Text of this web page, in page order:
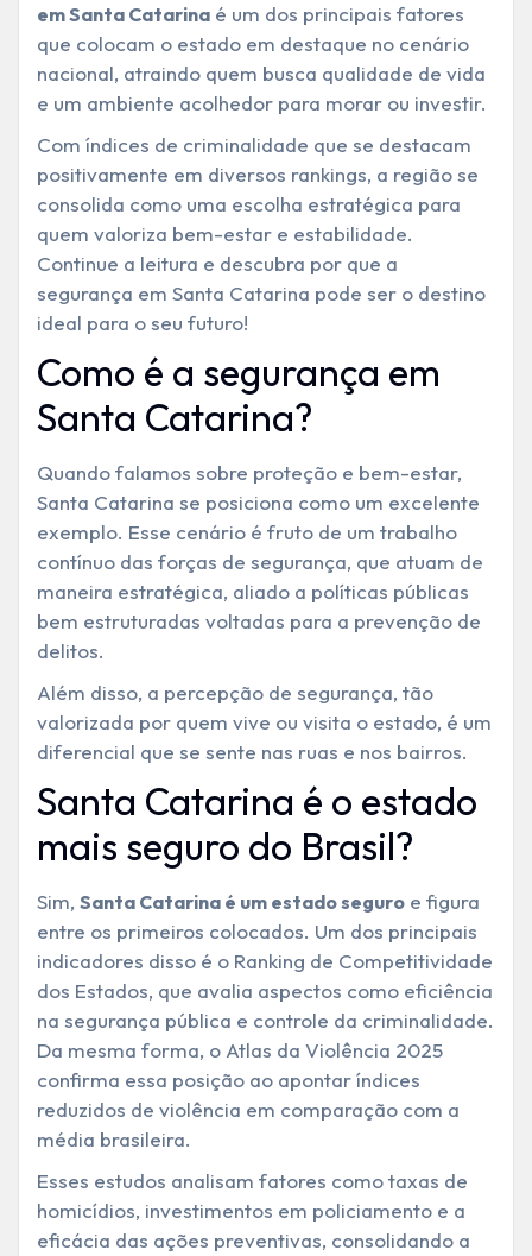
em Santa Catarina é um dos principais fatores
que colocam o estado em destaque no cenário
nacional, atraindo quem busca qualidade de vida
e um ambiente acolhedor para morar ou investir.
Com índices de criminalidade que se destacam
positivamente em diversos rankings, a região se
consolida como uma escolha estratégica para
quem valoriza bem-estar e estabilidade.
Continue a leitura e descubra por que a
segurança em Santa Catarina pode ser o destino
ideal para o seu futuro!
Como é a segurança em
Santa Catarina?
Quando falamos sobre proteção e bem-estar,
Santa Catarina se posiciona como um excelente
exemplo. Esse cenário é fruto de um trabalho
contínuo das forças de segurança, que atuam de
maneira estratégica, aliado a políticas públicas
bem estruturadas voltadas para a prevenção de
delitos.
Além disso, a percepção de segurança, tão
valorizada por quem vive ou visita o estado, é um
diferencial que se sente nas ruas e nos bairros.
Santa Catarina é o estado
mais seguro do Brasil?
Sim, Santa Catarina é um estado seguro e figura
entre os primeiros colocados. Um dos principais
indicadores disso é o Ranking de Competitividade
dos Estados, que avalia aspectos como eficiência
na segurança pública e controle da criminalidade.
Da mesma forma, o Atlas da Violência 2025
confirma essa posição ao apontar índices
reduzidos de violência em comparação com a
média brasileira.
Esses estudos analisam fatores como taxas de
homicídios, investimentos em policiamento e a
eficácia das ações preventivas, consolidando a